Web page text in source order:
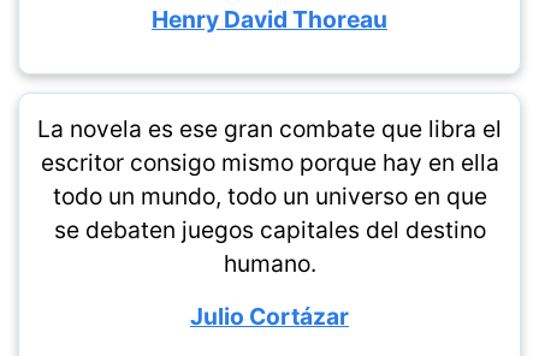
Henry David Thoreau
La novela es ese gran combate que libra el
escritor consigo mismo porque hay en ella
todo un mundo, todo un universo en que
se debaten juegos capitales del destino
humano.
Julio Cortázar